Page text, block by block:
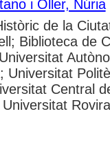
i Oller, Núria
de la
Biblioteca de
Universitat
Central